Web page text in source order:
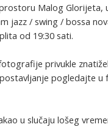
Malog Glorijeta,
jazz / swing / bossa
od 19:30 sati.
privukle
pogledajte u
u slučaju lošeg